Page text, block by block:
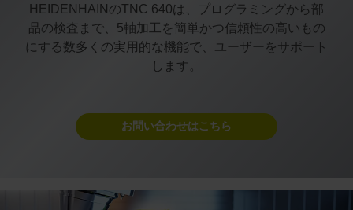
HEIDENHAINのTNC 640は、プログラミングから部
品の検査まで、5軸加工を簡単かつ信頼性の高いもの
にする数多くの実用的な機能で、ユーザーをサポート
します。
お問い合わせはこちら